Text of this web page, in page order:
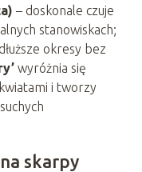
– doskonale czuje
stanowiskach;
okresy bez
wyróżnia się
i tworzy
skarpy